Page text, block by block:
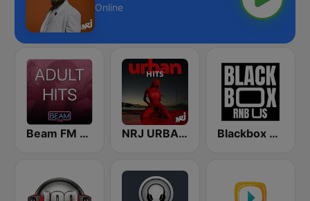
Online
Beam FM - Adult Hits NRJ URBAN HITS Blackbox RnB US